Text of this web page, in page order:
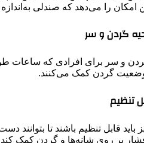
امکان را می‌دهد که صندلی
گردن و سر برای افرادی که ساعات
وضعیت گردن کمک می‌کنند.
بر روی شانه‌ها و گردن کمک